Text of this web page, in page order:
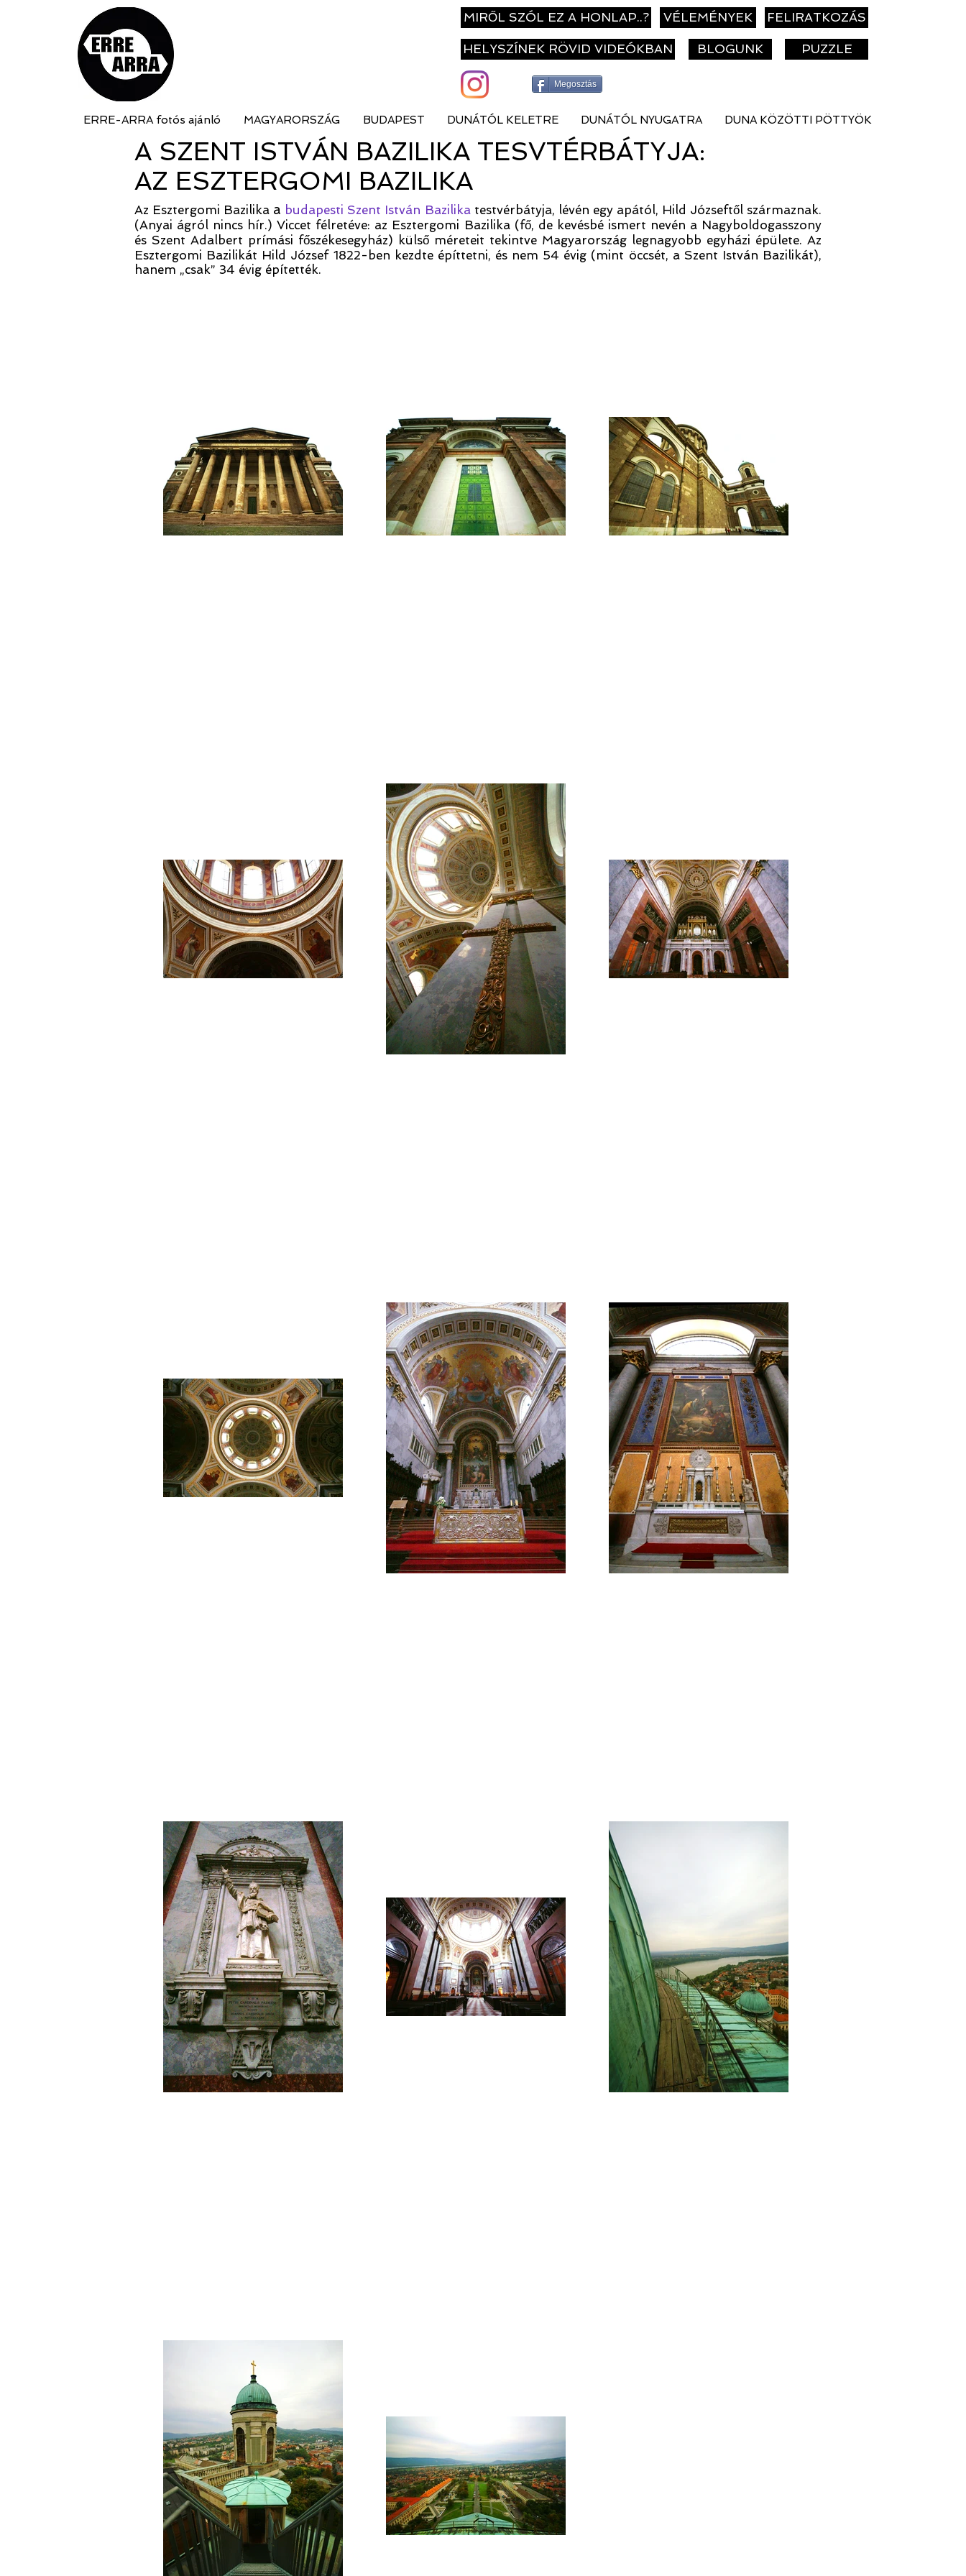
MIRŐL SZÓL EZ A HONLAP..? VÉLEMÉNYEK FELIRATKOZÁS
HELYSZÍNEK RÖVID VIDEÓKBAN BLOGUNK PUZZLE
Megosztás
ERRE-ARRA fotós ajánló MAGYARORSZÁG BUDAPEST DUNÁTÓL KELETRE DUNÁTÓL NYUGATRA DUNA KÖZÖTTI PÖTTYÖK
A SZENT ISTVÁN BAZILIKA TESVTÉRBÁTYJA:
AZ ESZTERGOMI BAZILIKA
Az Esztergomi Bazilika a budapesti Szent István Bazilika testvérbátyja, lévén egy apától, Hild Józseftől származnak.
(Anyai ágról nincs hír.) Viccet félretéve: az Esztergomi Bazilika (fő, de kevésbé ismert nevén a Nagyboldogasszony
és Szent Adalbert prímási főszékesegyház) külső méreteit tekintve Magyarország legnagyobb egyházi épülete. Az
Esztergomi Bazilikát Hild József 1822-ben kezdte építtetni, és nem 54 évig (mint öccsét, a Szent István Bazilikát),
hanem „csak” 34 évig építették.